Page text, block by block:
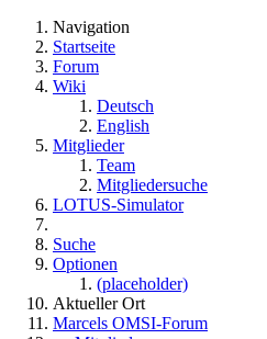
Navigation
Startseite
Forum
Wiki
Deutsch
English
Mitglieder
Team
Mitgliedersuche
LOTUS-Simulator
Suche
Optionen
(placeholder)
Aktueller Ort
Marcels OMSI-Forum